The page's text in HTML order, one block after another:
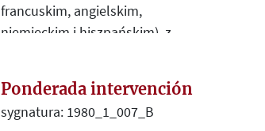
paryskiej „Kultury” o pozbawieniu
Zygmunta Podbielskiego
agenturalnej współpracy z
konsulatem PRL.
francuskim, angielskim,
niemieckim i hiszpańskim) z
Morawskiego dla AFP, dotyczącej
stosunku i roli Kościoła polskiego
Ponderada intervención
sygnatura: 1980_1_007_B